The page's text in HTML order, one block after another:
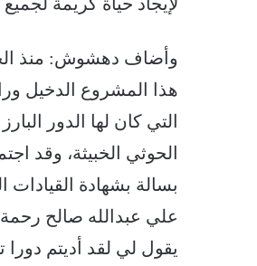
وأضاف دهشوش: منذ
هذا المشروع الدخيل
التي كان لها الدور
الحوثي الخبيثة، وقد
بسالة بشهادة
علي عبدالله صالح
يقول لي لقد أديتم دورا